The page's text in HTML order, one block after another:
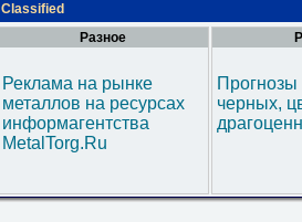
Classified
Разное
Реклама на рынке
металлов на ресурсах
информагентства
MetalTorg.Ru
черных,